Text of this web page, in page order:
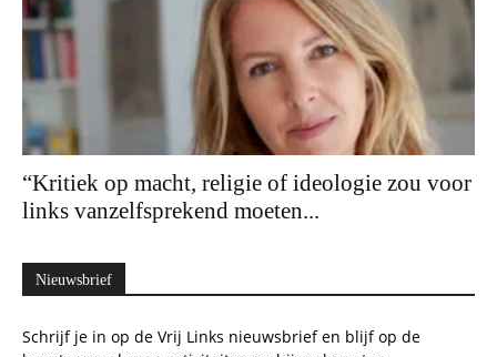
“Kritiek op macht, religie of ideologie zou voor
links vanzelfsprekend moeten...
Nieuwsbrief
Schrijf je in op de Vrij Links nieuwsbrief en blijf op de